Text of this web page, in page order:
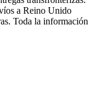
a Reino Unido
Toda la información